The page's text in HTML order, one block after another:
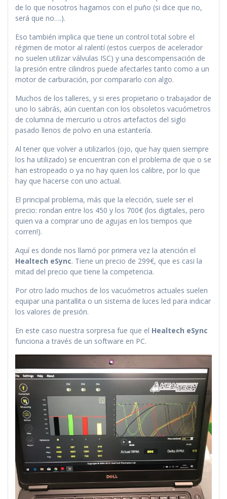
de lo que nosotros hagamos con el puño (si dice que no,
será que no….).
Eso también implica que tiene un control total sobre el
régimen de motor al ralentí (estos cuerpos de acelerador
no suelen utilizar válvulas ISC) y una descompensación de
la presión entre cilindros puede afectarles tanto como a un
motor de carburación, por compararlo con algo.
Muchos de los talleres, y si eres propietario o trabajador de
uno lo sabrás, aún cuentan con los obsoletos vacuómetros
de columna de mercurio u otros artefactos del siglo
pasado llenos de polvo en una estantería.
Al tener que volver a utilizarlos (ojo, que hay quien siempre
los ha utilizado) se encuentran con el problema de que o se
han estropeado o ya no hay quien los calibre, por lo que
hay que hacerse con uno actual.
El principal problema, más que la elección, suele ser el
precio: rondan entre los 450 y los 700€ (los digitales, pero
quien va a comprar uno de agujas en los tiempos que
corren!).
Aquí es donde nos llamó por primera vez la atención el
Healtech eSync. Tiene un precio de 299€, que es casi la
mitad del precio que tiene la competencia.
Por otro lado muchos de los vacuómetros actuales suelen
equipar una pantallita o un sistema de luces led para indicar
los valores de presión.
En este caso nuestra sorpresa fue que el Healtech eSync
funciona a través de un software en PC.